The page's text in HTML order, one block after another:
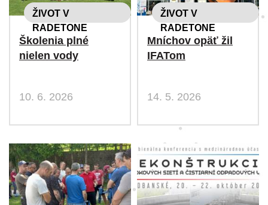
ŽIVOT V
RADETONE
Školenia plné
nielen vody
10. 6. 2026
ŽIVOT V
RADETONE
Mníchov opäť žil
IFATom
14. 5. 2026